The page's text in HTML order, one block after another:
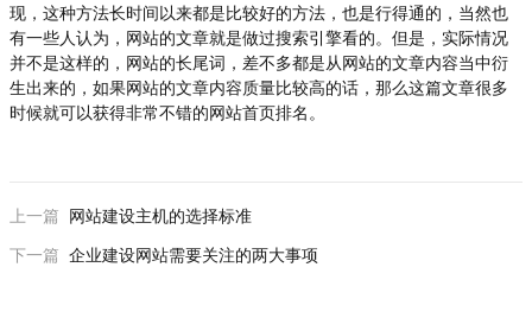
现，这种方法长时间以来都是比较好的方法，也是行得通的，当然也
有一些人认为，网站的文章就是做过搜索引擎看的。但是，实际情况
并不是这样的，网站的长尾词，差不多都是从网站的文章内容当中衍
生出来的，如果网站的文章内容质量比较高的话，那么这篇文章很多
时候就可以获得非常不错的网站首页排名。
上一篇 网站建设主机的选择标准
下一篇 企业建设网站需要关注的两大事项